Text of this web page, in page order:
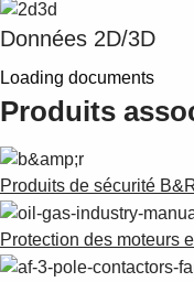
Données 2D/3D
Loading documents
Produits
Produits de sécurité
Protection des moteurs